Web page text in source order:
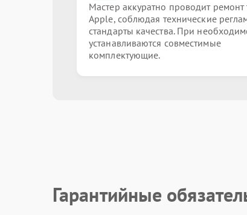
Мастер аккуратно проводит ремонт
Apple, соблюдая технические
стандарты качества. При
устанавливаются совместимые
комплектующие.
Гарантийные